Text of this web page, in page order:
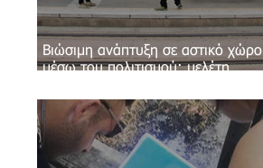
Βιώσιμη ανάπτυξη σε αστικό χώρο
μέσω του πολιτισμού: μελέτη